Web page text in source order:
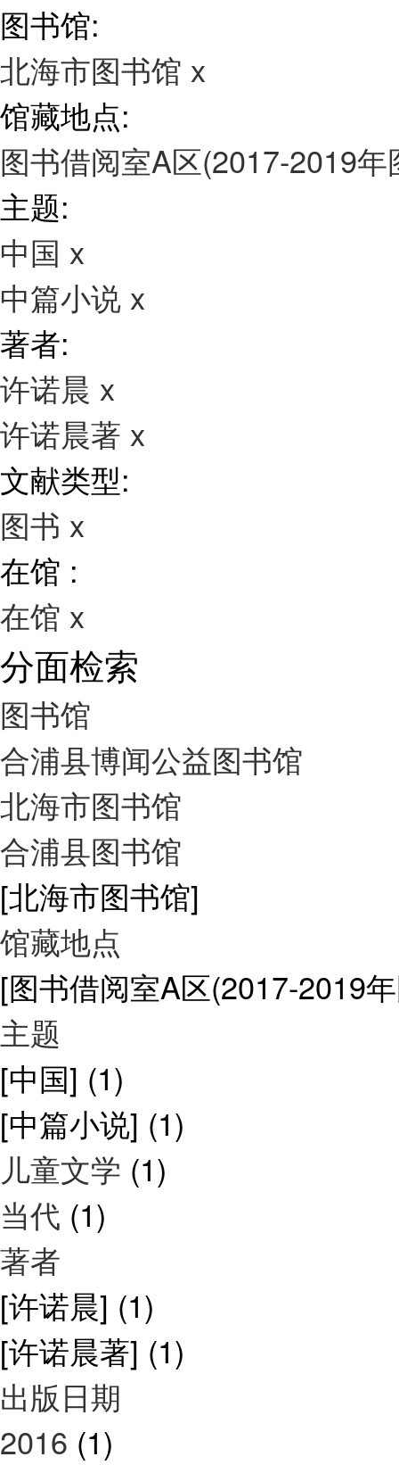
图书馆:
北海市图书馆 x
馆藏地点:
图书借阅室A区(2017-2019
主题:
中国 x
中篇小说 x
著者:
许诺晨 x
许诺晨著 x
文献类型:
图书 x
在馆 :
在馆 x
分面检索
图书馆
合浦县博闻公益图书馆
北海市图书馆
合浦县图书馆
[北海市图书馆]
馆藏地点
[图书借阅室A区(2017-2019
主题
[中国] (1)
[中篇小说] (1)
儿童文学 (1)
当代 (1)
著者
[许诺晨] (1)
[许诺晨著] (1)
出版日期
2016 (1)